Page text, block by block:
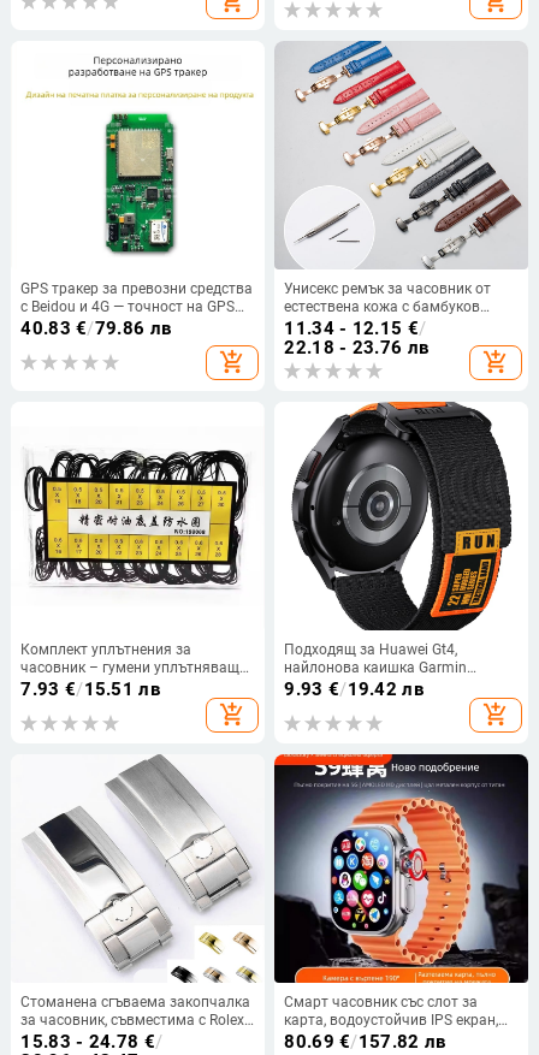
2M, живот на батерията 800 ч
GPS тракер за превозни средства
с Beidou и 4G — точност на GPS
1–10 м; множество алармени
захранване; антена вградена или
външна; карти Baidu, Google,
40.83 €/79.86 лв
add_shopping_cart
Унисекс ремък за часовник от
естествена кожа с бамбуков
модел и катарама тип пеперуда,
опаковка 50 бр.
11.34 - 12.15 €/
22.18 - 23.76 лв
add_shopping_cart
Комплект уплътнения за
часовник – гумени уплътняващи
пръстени за задна капачка и
7.93 €/15.51 лв
add_shopping_cart
Подходящ за Huawei Gt4,
найлонова каишка Garmin
Jiaming 155 265, тактическа
найлонова каишка с велкро за
Samsung.
9.93 €/19.42 лв
add_shopping_cart
Стоманена сгъваема закопчалка
за часовник, съвместима с Rolex
Daytona, Submariner, Yacht-Master
15.83 - 24.78 €/
Смарт часовник със слот за
карта, водоустойчив IPS екран,
Android съвместим, живот на
80.69 €/157.82 лв